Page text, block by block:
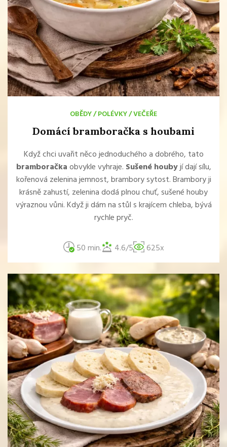
OBĚDY/POLÉVKY/VEČEŘE
Domácí bramboračka s houbami
Když chci uvařit něco jednoduchého a dobrého, tato
bramboračkaobvykle vyhraje. Sušené houbyjí dají sílu,
kořenová zelenina jemnost, brambory sytost. Brambory ji
krásně zahustí, zelenina dodá plnou chuť, sušené houby
výraznou vůni. Když ji dám na stůl s krajícem chleba, bývá
rychle pryč.
50 min. 4.6/5 625x